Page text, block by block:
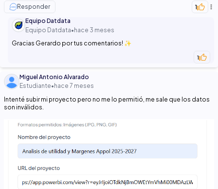
Responder
1
Equipo Datdata
Equipo Datdata• hace 3 meses
Gracias Gerardo por tus comentarios! ✨
1
Miguel Antonio Alvarado
Estudiante• hace 7 meses
Intenté subir mi proyecto pero no me lo permitió, me sale que los datos
son inválidos.